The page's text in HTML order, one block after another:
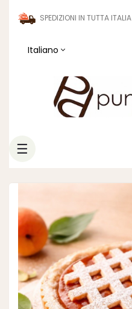
SPEDIZIONI IN TUTTA ITALIA
Italiano
navigazione
☰